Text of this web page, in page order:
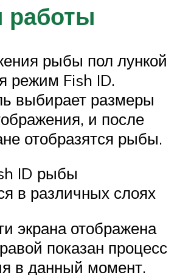
рыбы пол лункой
режим Fish ID.
выбирает размеры
и после
отобразятся рыбы.
ID рыбы
в различных слоях
экрана отображена
показан процесс
в данный момент.